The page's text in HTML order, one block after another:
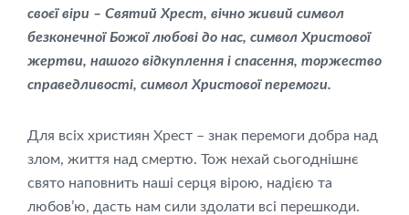
своєї віри – Святий Хрест, вічно живий символ
безконечної Божої любові до нас, символ Христової
жертви, нашого відкуплення і спасення, торжество
справедливості, символ Христової перемоги.
Для всіх християн Хрест – знак перемоги добра над
злом, життя над смертю. Тож нехай сьогоднішнє
свято наповнить наші серця вірою, надією та
любов’ю, дасть нам сили здолати всі перешкоди.